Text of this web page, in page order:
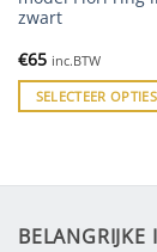
zwart
€65 inc.BTW
SELECTEER OPTIES
BELANGRIJKE